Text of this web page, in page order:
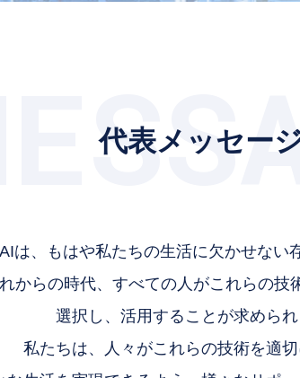
代表メッセー
は、もはや私たちの生活に欠かせない
からの時代、すべての人がこれらの技
選択し、活用することが求められ
私たちは、人々がこれらの技術を適切